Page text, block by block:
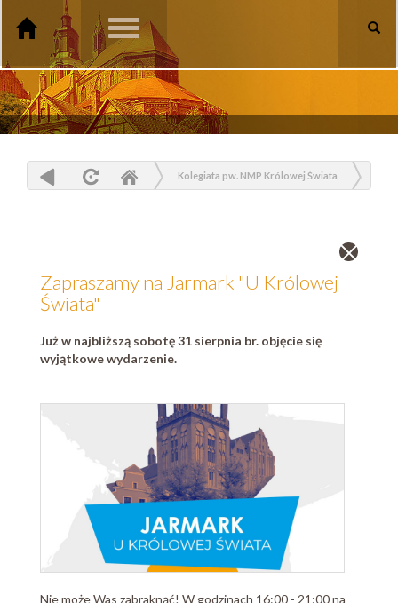
Toggle
navigation
Kolegiata pw. NMP Królowej Świata
Zamknij
Zapraszamy na Jarmark "U Królowej
Świata"
Już w najbliższą sobotę 31 sierpnia br. objęcie się
wyjątkowe wydarzenie.
Nie może Was zabraknąć! W godzinach 16:00 - 21:00 na